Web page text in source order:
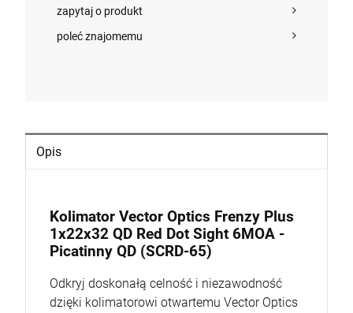
zapytaj o produkt
poleć znajomemu
Opis
Kolimator Vector Optics Frenzy Plus
1x22x32 QD Red Dot Sight 6MOA -
Picatinny QD (SCRD-65)
Odkryj doskonałą celność i niezawodność
dzięki kolimatorowi otwartemu Vector Optics